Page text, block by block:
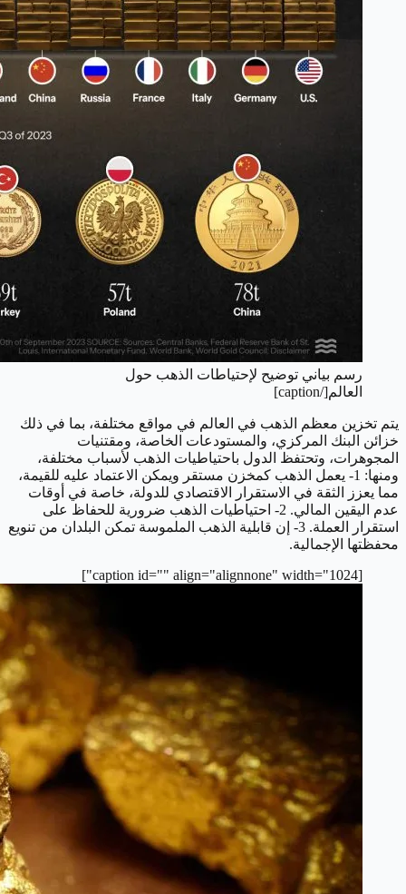
رسم بياني توضيح لإحتياطات الذهب حول
العالم[/caption]
يتم تخزين معظم الذهب في العالم في مواقع مختلفة، بما في ذلك
خزائن البنك المركزي، والمستودعات الخاصة، ومقتنيات
المجوهرات، وتحتفظ الدول باحتياطيات الذهب لأسباب مختلفة،
ومنها:
1- يعمل الذهب كمخزن مستقر ويمكن الاعتماد عليه للقيمة،
مما يعزز الثقة في الاستقرار الاقتصادي للدولة، خاصة في أوقات
عدم اليقين المالي.
2- احتياطيات الذهب ضرورية للحفاظ على
استقرار العملة.
3- إن قابلية الذهب الملموسة تمكن البلدان من تنويع
محفظتها الإجمالية.
[caption id="" align="alignnone" width="1024"]